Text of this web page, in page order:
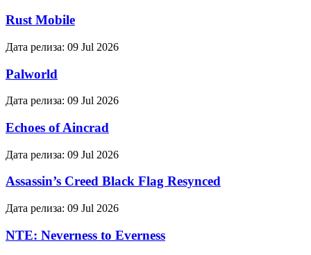
Rust Mobile
Дата релиза: 09 Jul 2026
Palworld
Дата релиза: 09 Jul 2026
Echoes of Aincrad
Дата релиза: 09 Jul 2026
Assassin’s Creed Black Flag Resynced
Дата релиза: 09 Jul 2026
NTE: Neverness to Everness